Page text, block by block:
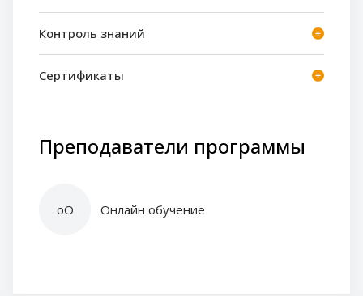
Контроль знаний
Сертификаты
Преподаватели программы
оО Онлайн обучение